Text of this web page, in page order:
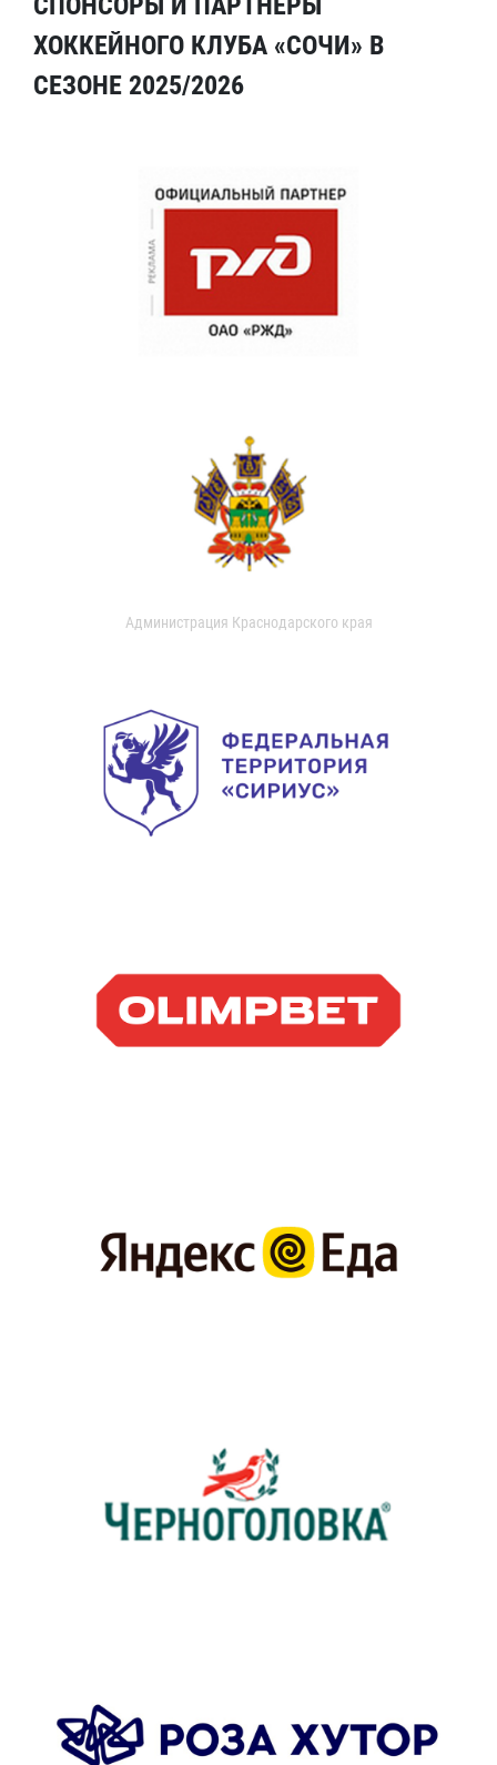
ХОККЕЙНОГО КЛУБА «СОЧИ» В
СЕЗОНЕ 2025/2026
Администрация Краснодарского края